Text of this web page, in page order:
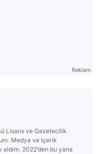
Reklam
Lisans ve Gazetecilik
Medya ve içerik
2022’den bu yana